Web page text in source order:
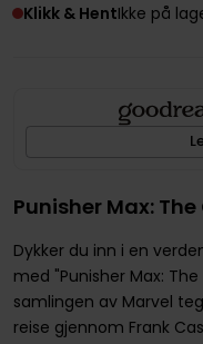
Klikk & HentIkke på
Punisher Max:
Dykker du inn i en
med "Punisher Max:
samlingen av Marvel
reise gjennom Frank